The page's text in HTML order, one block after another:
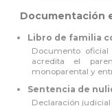
Documentación
Libro de familia
Documento
acredita el
monoparental y
Sentencia de
Declaración